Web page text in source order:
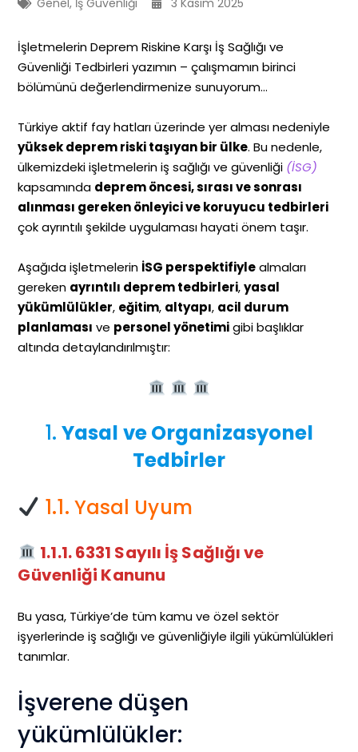
Genel, İş Güvenliği 3 Kasım 2025
İşletmelerin Deprem Riskine Karşı İş Sağlığı ve
Güvenliği Tedbirleri yazımın – çalışmamın birinci
bölümünü değerlendirmenize sunuyorum…
Türkiye aktif fay hatları üzerinde yer alması nedeniyle
yüksek deprem riski taşıyan bir ülke. Bu nedenle,
ülkemizdeki işletmelerin iş sağlığı ve güvenliği (İSG)
kapsamında deprem öncesi, sırası ve sonrası
alınması gereken önleyici ve koruyucu tedbirleri
çok ayrıntılı şekilde uygulaması hayati önem taşır.
Aşağıda işletmelerin İSG perspektifiylealmaları
gereken ayrıntılı deprem tedbirleri,yasal
yükümlülükler, eğitim, altyapı, acil durum
planlaması ve personel yönetimigibi başlıklar
altında detaylandırılmıştır:
1. Yasal ve Organizasyonel
Tedbirler
1.1. Yasal Uyum
1.1.1. 6331 Sayılı İş Sağlığı ve
Güvenliği Kanunu
Bu yasa, Türkiye’de tüm kamu ve özel sektör
işyerlerinde iş sağlığı ve güvenliğiyle ilgili yükümlülükleri
tanımlar.
İşverene düşen
yükümlülükler: